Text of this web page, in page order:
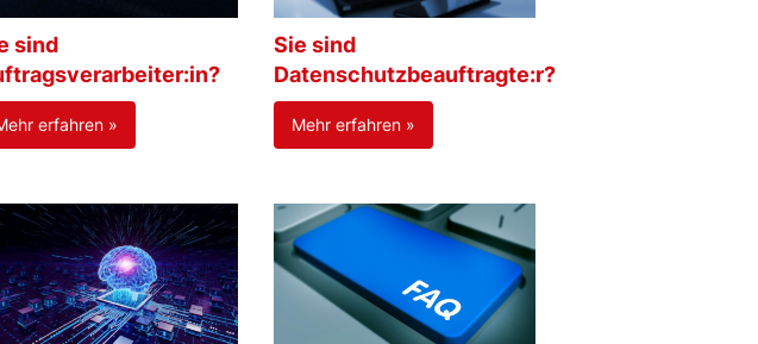
sind
erfahren »
Sie sind
Datenschutzbeauftragte:r?
Mehr erfahren »